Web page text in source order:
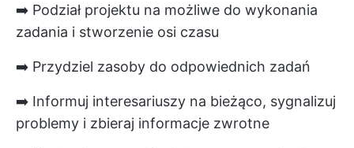
➡️ Podział projektu na możliwe do wykonania
zadania i stworzenie osi czasu
➡️ Przydziel zasoby do odpowiednich zadań
➡️ Informuj interesariuszy na bieżąco, sygnalizuj
problemy i zbieraj informacje zwrotne